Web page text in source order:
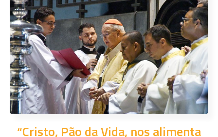
“Cristo, Pão da Vida, nos alimenta